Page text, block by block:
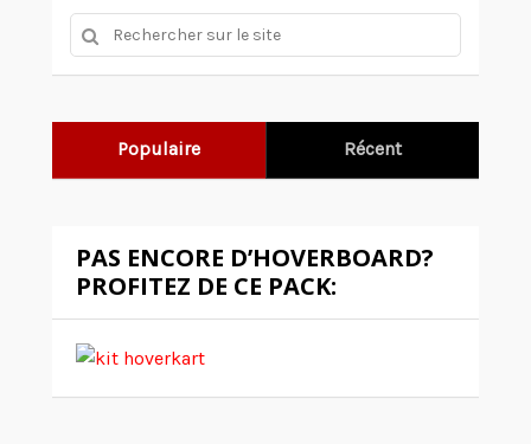
Populaire Récent
PAS ENCORE D’HOVERBOARD?
PROFITEZ DE CE PACK: